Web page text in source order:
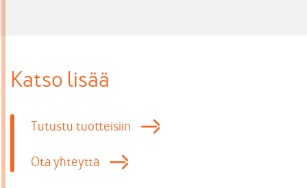
Katso lisää
Tutustu tuotteisiin
Ota yhteyttä